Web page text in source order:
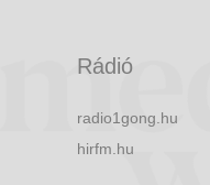
Rádió
radio1gong.hu
hirfm.hu